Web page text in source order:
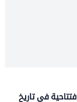
في تاريخ